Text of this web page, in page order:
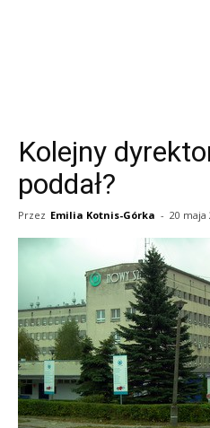
Kolejny
poddał?
Przez Emilia Kotnis-Górka - 20 maja